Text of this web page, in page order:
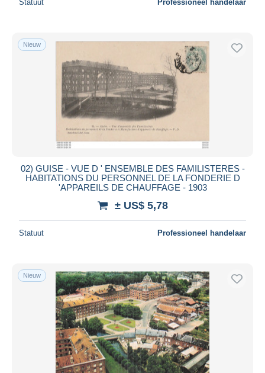
Statuut Professioneel handelaar
Nieuw
02) GUISE - VUE D ' ENSEMBLE DES FAMILISTERES -
HABITATIONS DU PERSONNEL DE LA FONDERIE D
'APPAREILS DE CHAUFFAGE - 1903
± US$ 5,78
Statuut Professioneel handelaar
Nieuw